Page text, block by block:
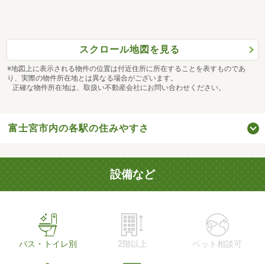
スクロール地図を見る
※地図上に表示される物件の位置は付近住所に所在することを表すものであ
り、実際の物件所在地とは異なる場合がございます。
正確な物件所在地は、取扱い不動産会社にお問い合わせください。
富士宮市内の各駅の住みやすさ
設備など
バス・トイレ別 2階以上 ペット相談可